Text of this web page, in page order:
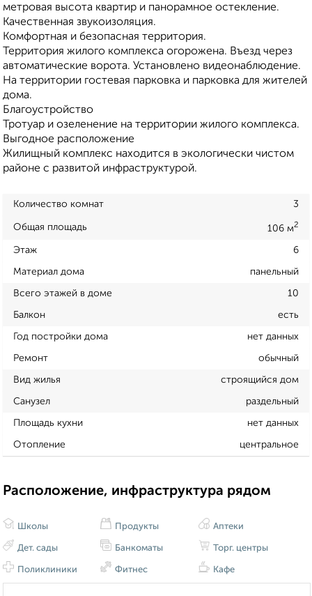
метровая высота квартир и панорамное остекление.
Качественная звукоизоляция.
Комфортная и безопасная территория.
Территория жилого комплекса огорожена. Въезд через
автоматические ворота. Установлено видеонаблюдение.
На территории гостевая парковка и парковка для жителей
дома.
Благоустройство
Тротуар и озеленение на территории жилого комплекса.
Выгодное расположение
Жилищный комплекс находится в экологически чистом
районе с развитой инфраструктурой.
Количество комнат 3
Общая площадь 106 м2
Этаж 6
Материал дома панельный
Всего этажей в доме 10
Балкон есть
Год постройки дома нет данных
Ремонт обычный
Вид жилья строящийся дом
Санузел раздельный
Площадь кухни нет данных
Отопление центральное
Расположение, инфраструктура рядом
Школы
Дет. сады
Поликлиники
Продукты
Банкоматы
Фитнес
Аптеки
Торг. центры
Кафе